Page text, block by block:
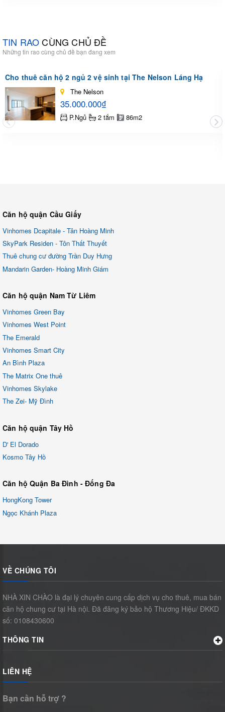
TIN RAOCÙNG CHỦ ĐỀ
Những tin rao cùng chủ đề bạn đang xem
Cho thuê căn hộ 2 ngủ 2 vệ sinh tại The Nelson Láng Hạ
The Nelson
35.000.000₫
P.Ngủ 2 tắm 86m2
Căn hộ quận Cầu Giấy
Vinhomes Dcapitale - Tân Hoàng Minh
SkyPark Residen - Tôn Thất Thuyết
Thuê chung cư đường Trần Duy Hưng
Mandarin Garden- Hoàng Minh Giám
Căn hộ quận Nam Từ Liêm
Vinhomes Green Bay
Vinhomes West Point
The Emerald
Vinhomes Smart City
An Bình Plaza
The Matrix One thuê
Vinhomes Skylake
The Zei- Mỹ Đình
Căn hộ quận Tây Hồ
D' El Dorado
Kosmo Tây Hồ
Căn hộ Quận Ba Đình - Đống Đa
HongKong Tower
Ngọc Khánh Plaza
VỀ CHÚNG TÔI
NHÀ XIN CHÀO là đại lý chuyên cung cấp dịch vụ cho thuê, mua bán
căn hộ chung cư tại Hà nội. Đã đăng ký bảo hộ Thương Hiệu/ ĐKKD
số: 0108430600
THÔNG TIN
LIÊN HỆ
Bạn cần hỗ trợ ?